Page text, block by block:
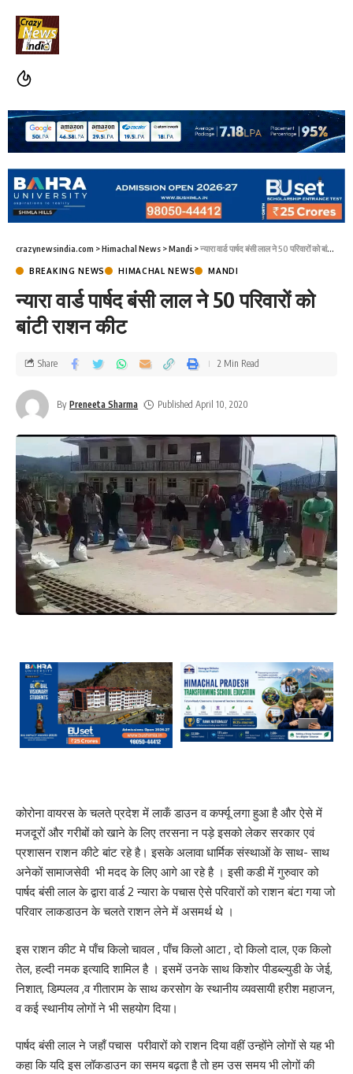
crazynewsindia.com >Himachal News >Mandi >न्यारा वार्ड पार्षद बंसी लाल ने 50 परिवारों को बांटी राशन कीट
BREAKING NEWS HIMACHAL NEWS MANDI
न्यारा वार्ड पार्षद बंसी लाल ने 50 परिवारों को
बांटी राशन कीट
By Preneeta Sharma Published April 10, 2020
Share 2 Min Read
कोरोना वायरस के चलते प्रदेश में लाकँ डाउन व कर्फ्यू लगा हुआ है और ऐसे में
मजदूरों और गरीबों को खाने के लिए तरसना न पड़े इसको लेकर सरकार एवं
प्रशासन राशन कीटे बांट रहे है। इसके अलावा धार्मिक संस्थाओं के साथ- साथ
अनेकों सामाजसेवी भी मदद के लिए आगे आ रहे है । इसी कडी में गुरुवार को
पार्षद बंसी लाल के द्वारा वार्ड 2 न्यारा के पचास ऐसे परिवारों को राशन बंटा गया जो
परिवार लाकडाउन के चलते राशन लेने में असमर्थ थे ।
इस राशन कीट मे पाँच किलो चावल , पाँच किलो आटा , दो किलो दाल, एक किलो
तेल, हल्दी नमक इत्यादि शामिल है । इसमें उनके साथ किशोर पीडब्ल्युडी के जेई,
निशात, डिम्पलव ,व गीताराम के साथ करसोग के स्थानीय व्यवसायी हरीश महाजन,
व कई स्थानीय लोगों ने भी सहयोग दिया।
पार्षद बंसी लाल ने जहाँ पचास परीवारों को राशन दिया वहीं उन्होंने लोगों से यह भी
कहा कि यदि इस लॉकडाउन का समय बढ़ता है तो हम उस समय भी लोगों की